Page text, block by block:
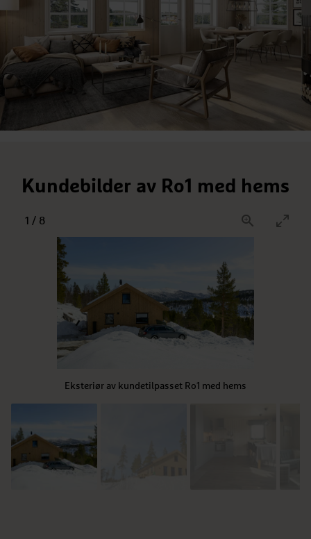
Kundebilder av Ro1 med hems
1 / 8
Eksteriør av kundetilpasset Ro1 med hems